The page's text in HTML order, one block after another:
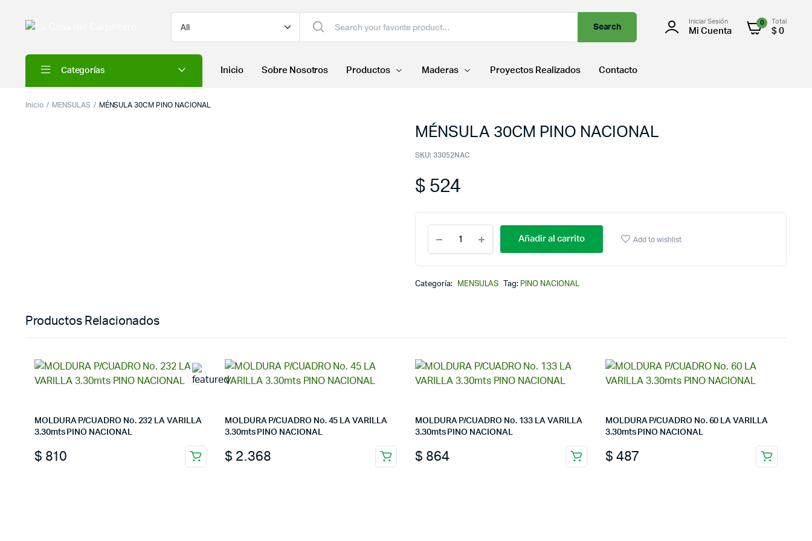
Search
Iniciar Sesión
Mi Cuenta
0 Total
$ 0
Categorías Inicio Sobre Nosotros Productos Maderas Proyectos Realizados Contacto
Inicio MENSULAS MÉNSULA 30CM PINO NACIONAL
MÉNSULA 30CM PINO NACIONAL
SKU: 33052NAC
$524
30CM
PINO
NACIONAL
Añadir al carrito Add to wishlist
Categoría: MENSULAS Tag: PINO NACIONAL
Productos Relacionados
MOLDURA P/CUADRO No. 232 LA VARILLA
3.30mts PINO NACIONAL
$ 810
MOLDURA P/CUADRO No. 45 LA VARILLA
3.30mts PINO NACIONAL
$ 2.368
MOLDURA P/CUADRO No. 133 LA VARILLA
3.30mts PINO NACIONAL
$ 864
MOLDURA P/CUADRO No. 60 LA VARILLA
3.30mts PINO NACIONAL
$ 487